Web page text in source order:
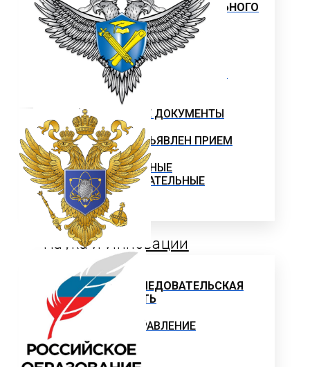
ПРОГРАММЫ ДОПОЛНИТЕЛЬНОГО
ПРОФЕССИОНАЛЬНОГО
ОБРАЗОВАНИЯ
Программы профессиональной
переподготовки
ОФИЦИАЛЬНЫЕ ДОКУМЕНТЫ
ВНИМАНИЕ! ОБЪЯВЛЕН ПРИЕМ
ДОПОЛНИТЕЛЬНЫЕ
ОБЩЕОБРАЗОВАТЕЛЬНЫЕ
ПРОГРАММЫ
Наука и Инновации
НАУЧНО-ИССЛЕДОВАТЕЛЬСКАЯ
ДЕЯТЕЛЬНОСТЬ
ОТДЕЛЫ И УПРАВЛЕНИЕ
ПАТЕНТЫ